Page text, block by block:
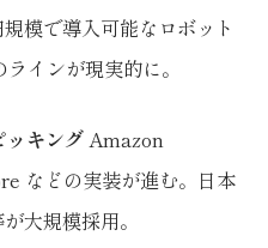
模で導入可能なロボット
インが現実的に。
ッキングAmazon
などの実装が進む。日本
大規模採用。